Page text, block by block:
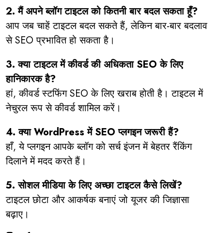
2. मैं अपने ब्लॉग टाइटल को कितनी बार बदल सकता हूँ?
आप जब चाहें टाइटल बदल सकते हैं, लेकिन बार-बार बदलाव
से SEO प्रभावित हो सकता है।
3. क्या टाइटल में कीवर्ड की अधिकता SEO के लिए
हानिकारक है?
हां, कीवर्ड स्टफिंग SEO के लिए खराब होती है। टाइटल में
नेचुरल रूप से कीवर्ड शामिल करें।
4. क्या WordPress में SEO प्लगइन जरूरी हैं?
हाँ, ये प्लगइन आपके ब्लॉग को सर्च इंजन में बेहतर रैंकिंग
दिलाने में मदद करते हैं।
5. सोशल मीडिया के लिए अच्छा टाइटल कैसे लिखें?
टाइटल छोटा और आकर्षक बनाएं जो यूजर की जिज्ञासा
बढ़ाए।